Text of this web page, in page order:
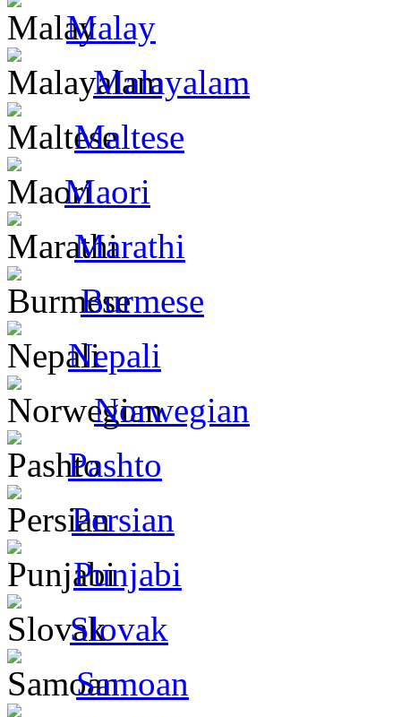
Malay
Malayalam
Maltese
Maori
Marathi
Burmese
Nepali
Norwegian
Pashto
Persian
Punjabi
Slovak
Samoan